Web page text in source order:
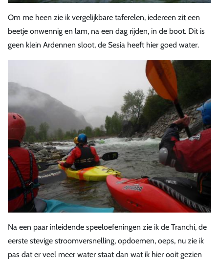
Om me heen zie ik vergelijkbare taferelen, iedereen zit een
beetje onwennig en lam, na een dag rijden, in de boot. Dit is
geen klein Ardennen sloot, de Sesia heeft hier goed water.
Na een paar inleidende speeloefeningen zie ik de Tranchi, de
eerste stevige stroomversnelling, opdoemen, oeps, nu zie ik
pas dat er veel meer water staat dan wat ik hier ooit gezien